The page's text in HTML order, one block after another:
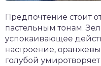
Предпочтение стоит
пастельным тонам.
успокаивающее
настроение,
голубой